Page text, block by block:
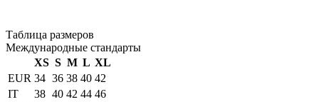
Таблица размеров
Международные стандарты
XS S M L XL
EUR 34 36 38 40 42
IT
38 40 42 44 46